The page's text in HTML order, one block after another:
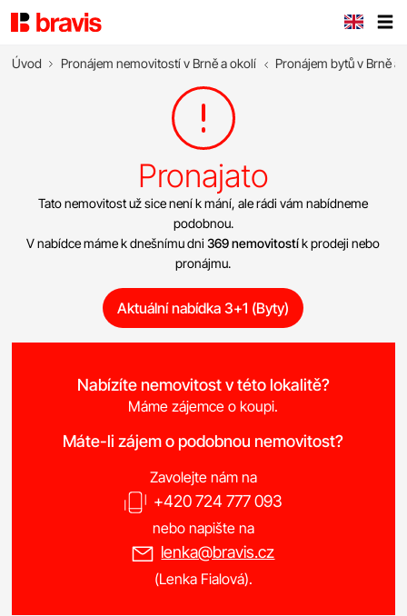
Úvod Pronájem nemovitostí v Brně a okolí Pronájem bytů v Brně a
Pronajato
Tato nemovitost už sice není k mání, ale rádi vám nabídneme
podobnou.
V nabídce máme k dnešnímu dni369 nemovitostík prodeji nebo
pronájmu.
Aktuální nabídka 3+1 (Byty)
Nabízíte nemovitost v této lokalitě?
Máme zájemce o koupi.
Máte-li zájem o podobnou nemovitost?
Zavolejte nám na
+420 724 777 093
nebo napište na
lenka@bravis.cz
(Lenka Fialová).